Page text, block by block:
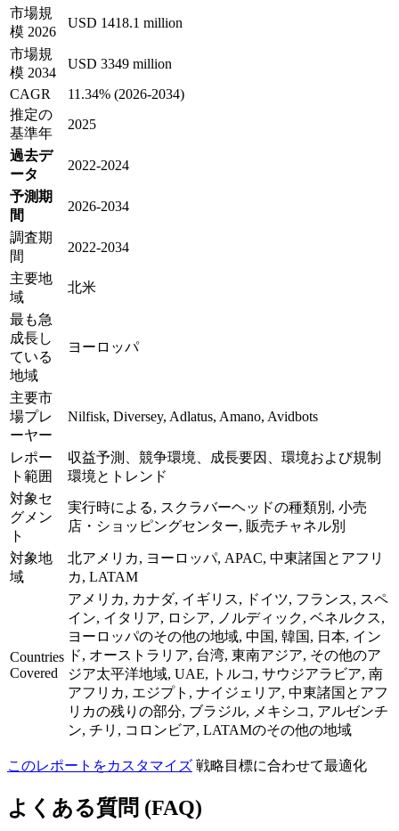
市場規
模 2026
USD 1418.1 million
市場規
模 2034
USD 3349 million
CAGR
11.34% (2026-2034)
推定の
基準年
2025
過去デ
ータ
2022-2024
予測期
間
2026-2034
調査期
間
2022-2034
主要地
域
北米
最も急
成長し
ている
地域
ヨーロッパ
主要市
場プレ
ーヤー
Nilfisk, Diversey, Adlatus, Amano, Avidbots
レポー
ト範囲
収益予測、競争環境、成長要因、環境および規制
環境とトレンド
対象セ
グメン
ト
実行時による, スクラバーヘッドの種類別, 小売
店・ショッピングセンター, 販売チャネル別
対象地
域
北アメリカ, ヨーロッパ, APAC, 中東諸国とアフリ
カ, LATAM
Countries
Covered
アメリカ, カナダ, イギリス, ドイツ, フランス, スペ
イン, イタリア, ロシア, ノルディック, ベネルクス,
ヨーロッパのその他の地域, 中国, 韓国, 日本, イン
ド, オーストラリア, 台湾, 東南アジア, その他のア
ジア太平洋地域, UAE, トルコ, サウジアラビア, 南
アフリカ, エジプト, ナイジェリア, 中東諸国とアフ
リカの残りの部分, ブラジル, メキシコ, アルゼンチ
ン, チリ, コロンビア, LATAMのその他の地域
このレポートをカスタマイズ 戦略目標に合わせて最適化
よくある質問 (FAQ)